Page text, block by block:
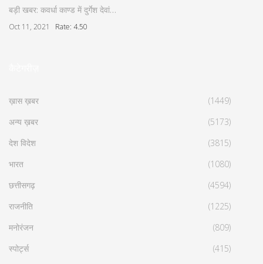
बड़ी खबर: कवर्धा काण्ड में दुर्गेश देवां…
Oct 11, 2021 Rate: 4.50
ख़ास ख़बर
(1449)
अन्य ख़बर
(5173)
देश विदेश
(3815)
भारत
(1080)
छत्तीसगढ़
(4594)
राजनीति
(1225)
मनोरंजन
(809)
स्पोर्ट्स
(415)